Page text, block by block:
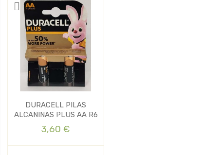
DURACELL PILAS
ALCANINAS PLUS AA R6
3,60 €